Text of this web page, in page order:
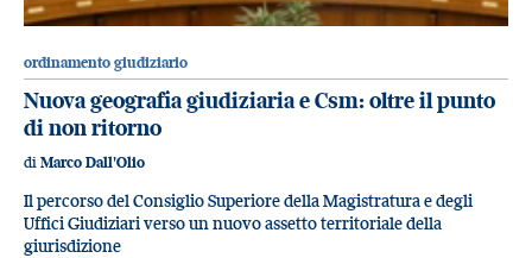
ordinamento giudiziario
Nuova geografia giudiziaria e Csm: oltre il punto
di non ritorno
di Marco Dall'Olio
Il percorso del Consiglio Superiore della Magistratura e degli
Uffici Giudiziari verso un nuovo assetto territoriale della
giurisdizione